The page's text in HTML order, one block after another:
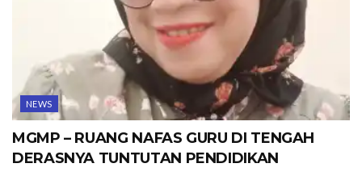
NEWS
MGMP – RUANG NAFAS GURU DI TENGAH
DERASNYA TUNTUTAN PENDIDIKAN